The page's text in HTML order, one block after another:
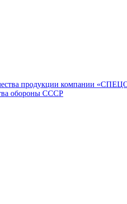
продукции компании
обороны СССР